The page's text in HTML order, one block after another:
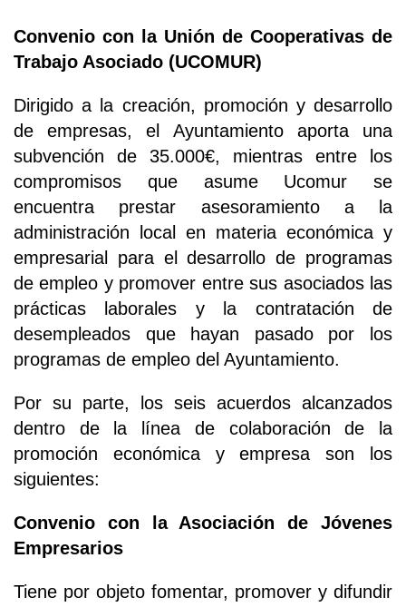
Convenio con la Unión de Cooperativas de
Trabajo Asociado (UCOMUR)
Dirigido a la creación, promoción y desarrollo
de empresas, el Ayuntamiento aporta una
subvención de 35.000€, mientras entre los
compromisos que asume Ucomur se
encuentra prestar asesoramiento a la
administración local en materia económica y
empresarial para el desarrollo de programas
de empleo y promover entre sus asociados las
prácticas laborales y la contratación de
desempleados que hayan pasado por los
programas de empleo del Ayuntamiento.
Por su parte, los seis acuerdos alcanzados
dentro de la línea de colaboración de la
promoción económica y empresa son los
siguientes:
Convenio con la Asociación de Jóvenes
Empresarios
Tiene por objeto fomentar, promover y difundir